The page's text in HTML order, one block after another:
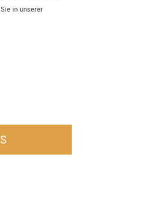
in unserer